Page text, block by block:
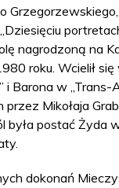
nagrodzoną na
roku. Wcielił
i Barona w „Trans-
Mikołaja
była postać Żyda
dokonań